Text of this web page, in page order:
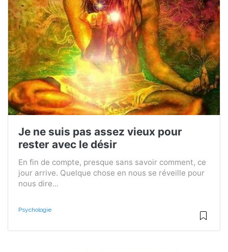
Je ne suis pas assez vieux pour
rester avec le désir
En fin de compte, presque sans savoir comment, ce
jour arrive. Quelque chose en nous se réveille pour
nous dire...
Psychologie